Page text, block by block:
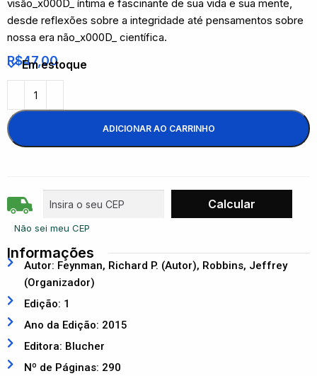
visão_x000D_ íntima e fascinante de sua vida e sua mente,
desde reflexões sobre a integridade até pensamentos sobre
nossa era não_x000D_ científica.
R$47,00
Em estoque
ADICIONAR AO CARRINHO
Não sei meu CEP
Informações
Autor: Feynman, Richard P. (Autor), Robbins, Jeffrey
(Organizador)
Edição: 1
Ano da Edição: 2015
Editora: Blucher
Nº de Páginas: 290